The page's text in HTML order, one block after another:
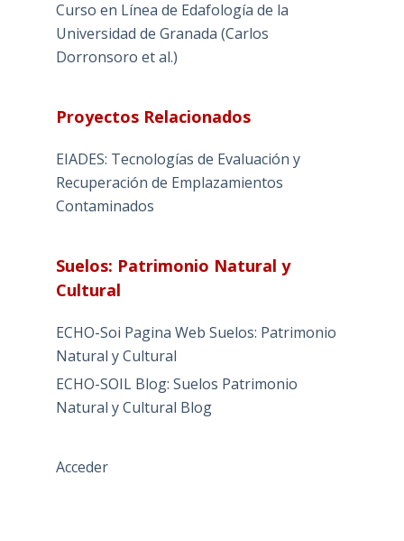
Curso en Línea de Edafología de la
Universidad de Granada (Carlos
Dorronsoro et al.)
Proyectos Relacionados
EIADES: Tecnologías de Evaluación y
Recuperación de Emplazamientos
Contaminados
Suelos: Patrimonio Natural y
Cultural
ECHO-Soi Pagina Web Suelos: Patrimonio
Natural y Cultural
ECHO-SOIL Blog: Suelos Patrimonio
Natural y Cultural Blog
Acceder